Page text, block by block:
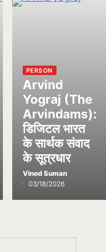
PERSON
Arvind
Yograj (The
Arvindams):
डिजिटल भारत
के सार्थक संवाद
के सूत्रधार
Vinod Suman
03/18/2026